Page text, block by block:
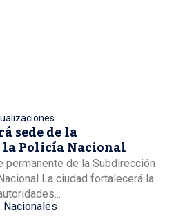
sede de la
Policía Nacional
permanente de la Subdirección
La ciudad fortalecerá la
Nacionales